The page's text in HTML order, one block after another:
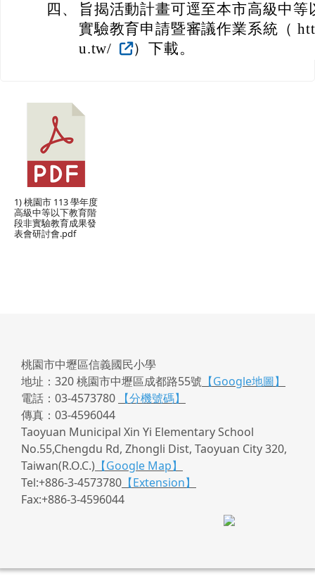
四、
旨揭活動計畫可逕至本市高級中
實驗教育申請暨審議作業系統（
u.tw/
）下載。
1) 桃園市 113 學年度
高級中等以下教育階
段非實驗教育成果發
表會研討會.pdf
桃園市中壢區信義國民小學
地址：320 桃園市中壢區成都路55號 【Google地圖】
電話：03-4573780
【分機號碼】
傳真：03-4596044
Taoyuan Municipal Xin Yi Elementary School
No.55,Chengdu Rd, Zhongli Dist, Taoyuan City 320,
Taiwan(R.O.C.) 【Google Map】
Tel:+886-3-4573780 【Extension】
Fax:+886-3-4596044